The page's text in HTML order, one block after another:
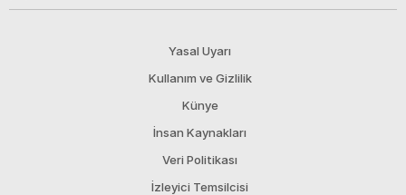
Yasal Uyarı
Kullanım ve Gizlilik
Künye
İnsan Kaynakları
Veri Politikası
İzleyici Temsilcisi